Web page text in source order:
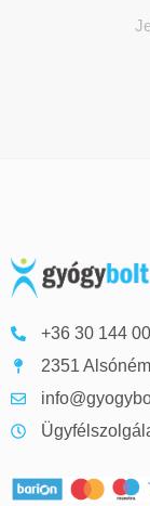
+36 30 144
2351